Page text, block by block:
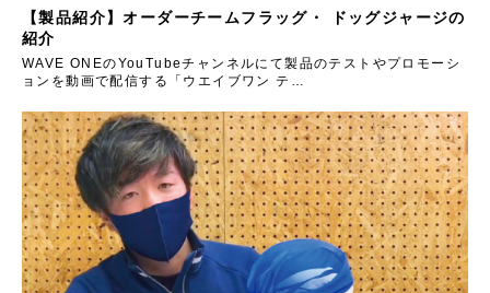
【製品紹介】オーダーチームフラッグ・ ドッグジャージの
紹介
WAVE ONEのYouTubeチャンネルにて製品のテストやプロモーシ
ョンを動画で配信する「ウエイブワン テ…